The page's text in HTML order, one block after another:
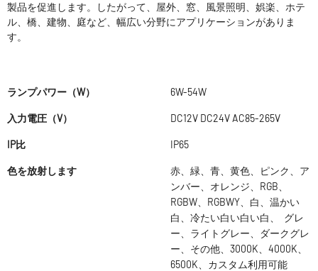
製品を促進します。したがって、屋外、窓、風景照明、娯楽、ホテ
ル、橋、建物、庭など、幅広い分野にアプリケーションがありま
す。
ランプパワー（W） 6W-54W
入力電圧（V） DC12V DC24V AC85-265V
IP比 IP65
色を放射します
赤、緑、青、黄色、ピンク、ア
ンバー、オレンジ、RGB、
RGBW、RGBWY、白、温かい
白、冷たい白い白い白、 グレ
ー、ライトグレー、ダークグレ
ー、その他、3000K、4000K、
6500K、カスタム利用可能